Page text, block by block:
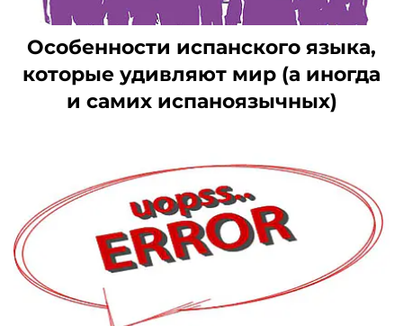
Особенности испанского языка,
которые удивляют мир (а иногда
и самих испаноязычных)